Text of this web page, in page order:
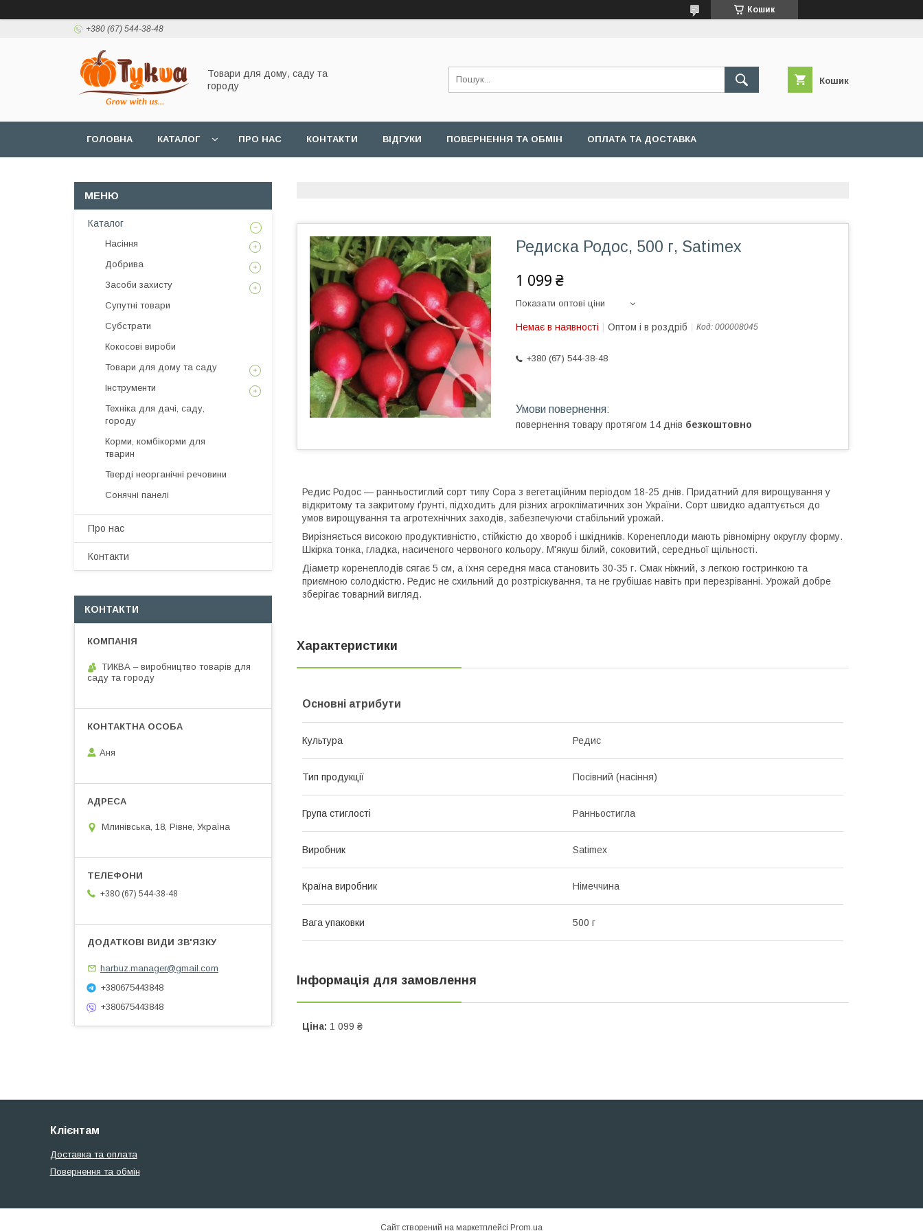
Кошик
+380 (67) 544-38-48
Товари для дому, саду та
городу
Кошик
ГОЛОВНА КАТАЛОГ ПРО НАС КОНТАКТИ ВІДГУКИ ПОВЕРНЕННЯ ТА ОБМІН ОПЛАТА ТА ДОСТАВКА
Редиска Родос, 500 г, Satimex
1 099 ₴
Показати оптові ціни
Немає в наявності Оптом і в роздріб Код: 000008045
+380 (67) 544-38-48
повернення товару протягом 14 днів безкоштовно
Редис Родос — ранньостиглий сорт типу Сора з вегетаційним періодом 18-25 днів. Придатний для вирощування у
відкритому та закритому ґрунті, підходить для різних агрокліматичних зон України. Сорт швидко адаптується до
умов вирощування та агротехнічних заходів, забезпечуючи стабільний урожай.
Вирізняється високою продуктивністю, стійкістю до хвороб і шкідників. Коренеплоди мають рівномірну округлу форму.
Шкірка тонка, гладка, насиченого червоного кольору. М'якуш білий, соковитий, середньої щільності.
Діаметр коренеплодів сягає 5 см, а їхня середня маса становить 30-35 г. Смак ніжний, з легкою гостринкою та
приємною солодкістю. Редис не схильний до розтріскування, та не грубішає навіть при перезріванні. Урожай добре
зберігає товарний вигляд.
Характеристики
Основні атрибути
Культура Редис
Тип продукції Посівний (насіння)
Група стиглості Ранньостигла
Виробник Satimex
Країна виробник Німеччина
Вага упаковки 500 г
Інформація для замовлення
Ціна: 1 099 ₴
Каталог
Насіння
Добрива
Засоби захисту
Супутні товари
Субстрати
Кокосові вироби
Товари для дому та саду
Інструменти
Техніка для дачі, саду,
городу
Корми, комбікорми для
тварин
Тверді неорганічні речовини
Сонячні панелі
Про нас
Контакти
КОНТАКТИ
ТИКВА – виробництво товарів для
саду та городу
Аня
Млинівська, 18, Рівне, Україна
+380 (67) 544-38-48
harbuz.manager@gmail.com
+380675443848
+380675443848
Клієнтам
Доставка та оплата
Повернення та обмін
Сайт створений на маркетплейсі Prom.ua